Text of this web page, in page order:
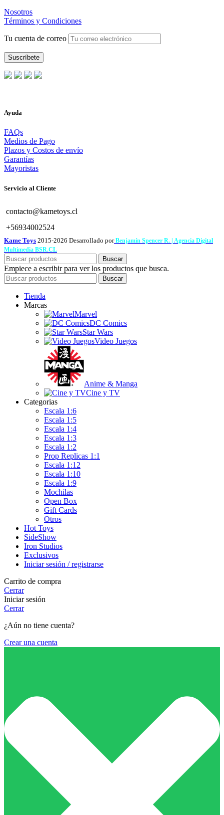
Nosotros
Términos y Condiciones
Tu cuenta de correo
Ayuda
FAQs
Medios de Pago
Plazos y Costos de envío
Garantías
Mayoristas
Servicio al Cliente
contacto@kametoys.cl
+56934002524
Kame Toys 2015-2026 Desarrollado porBenjamín Spencer R. | Agencia Digital
Multimedia BSR.CL
Buscar
Empiece a escribir para ver los productos que busca.
Buscar
Tienda
Marcas
Marvel
DC Comics
Star Wars
Video Juegos
Anime & Manga
Cine y TV
Categorias
Escala 1:6
Escala 1:5
Escala 1:4
Escala 1:3
Escala 1:2
Prop Replicas 1:1
Escala 1:12
Escala 1:10
Escala 1:9
Mochilas
Open Box
Gift Cards
Otros
Hot Toys
SideShow
Iron Studios
Exclusivos
Iniciar sesión / registrarse
Carrito de compra
Cerrar
Iniciar sesión
Cerrar
¿Aún no tiene cuenta?
Crear una cuenta